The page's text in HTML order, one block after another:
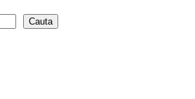
Cauta